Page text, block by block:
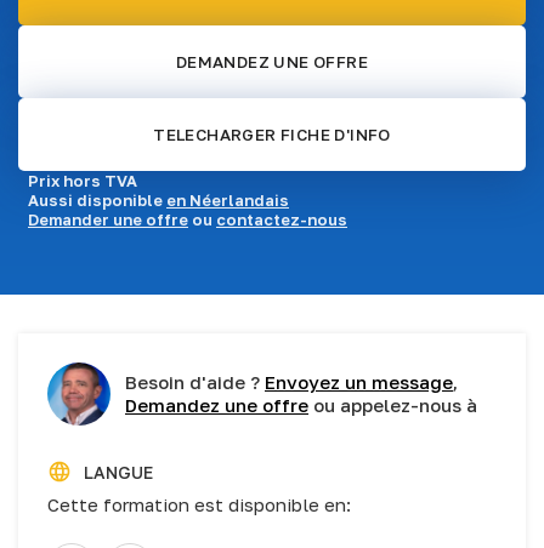
DEMANDEZ UNE OFFRE
TELECHARGER FICHE D'INFO
Prix hors TVA
Aussi disponible en Néerlandais
Demander une offre ou contactez-nous
Besoin d'aide ? Envoyez un message,
Demandez une offre ou appelez-nous à
LANGUE
Cette formation est disponible en: